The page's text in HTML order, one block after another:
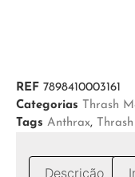
REF 7898410003161
Categorias Thrash
Tags Anthrax,
Descrição